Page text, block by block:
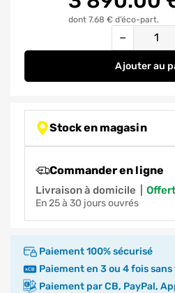
dont 7.68 € d’éco-part.
−
Ajouterau
Stock en magasin
Commander en ligne
Livraison à domicile
en 25 à 30 jours ouvrés
Paiement 100% sécurisé
Paiement en 3 ou 4 fois
Paiement par CB, PayPal,